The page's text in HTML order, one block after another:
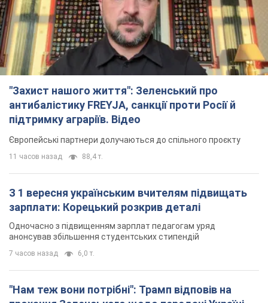
"Захист нашого життя": Зеленський про
антибалістику FREYJA, санкції проти Росії й
підтримку аграріїв. Відео
Європейські партнери долучаються до спільного проєкту
11 часов назад 88,4 т.
З 1 вересня українським вчителям підвищать
зарплати: Корецький розкрив деталі
Одночасно з підвищенням зарплат педагогам уряд
анонсував збільшення студентських стипендій
7 часов назад 6,0 т.
"Нам теж вони потрібні": Трамп відповів на